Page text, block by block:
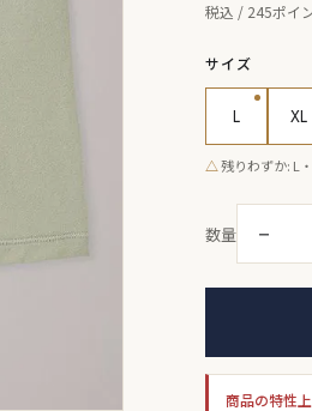
税込 / 245ポイ
サイズ
L XL
△残りわずか: L・
数量 －
商品の特性